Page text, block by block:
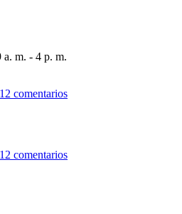
a. m. - 4 p. m.
comentarios
comentarios